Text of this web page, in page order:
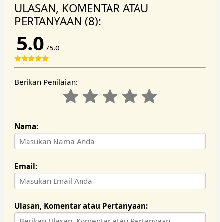
ULASAN, KOMENTAR ATAU
PERTANYAAN (8):
5.0 /5.0
Berikan Penilaian:
Nama:
Email:
Ulasan, Komentar atau Pertanyaan: